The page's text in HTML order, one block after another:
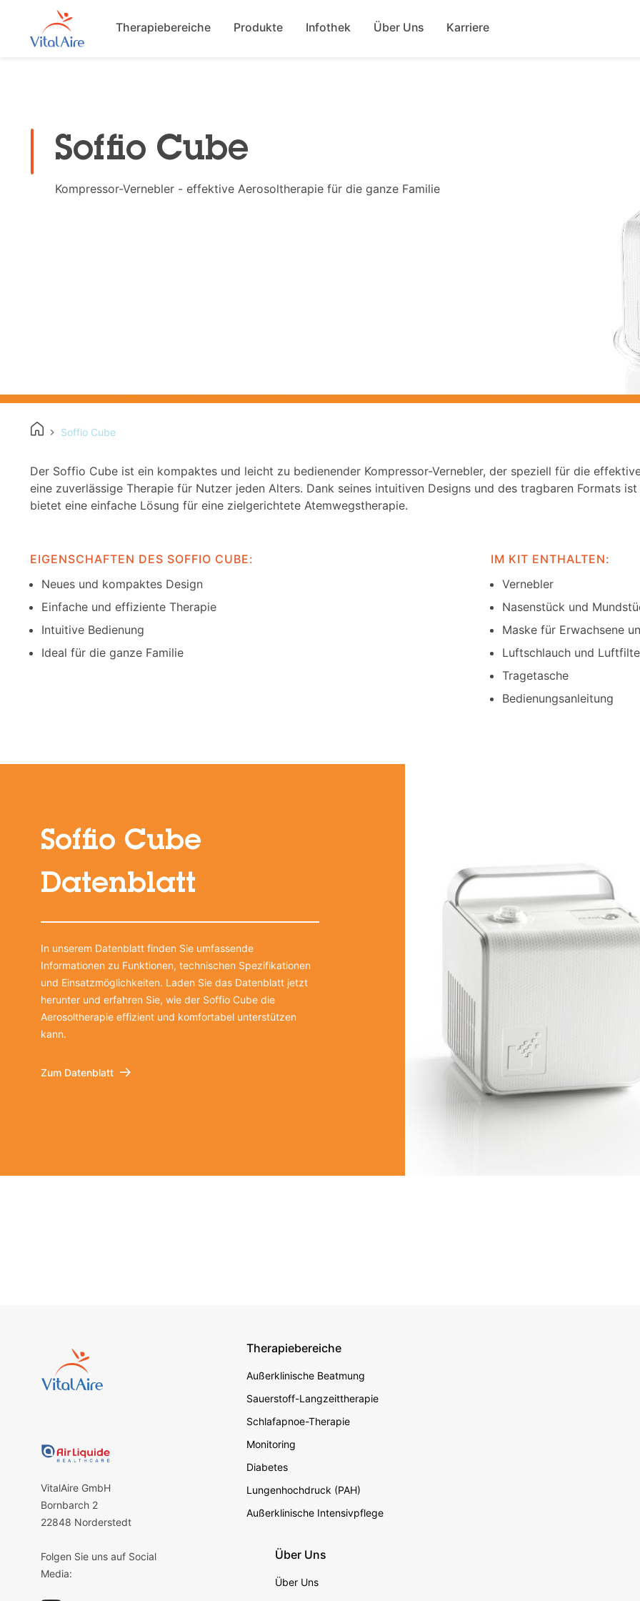
zum
Main navigation
Therapiebereiche Produkte Infothek Über Uns Karriere
Soffio Cube
Kompressor-Vernebler - effektive Aerosoltherapie für die ganze Familie
Soffio Cube
Der Soffio Cube ist ein kompaktes und leicht zu bedienender Kompressor-Vernebler, der speziell für die
eine zuverlässige Therapie für Nutzer jeden Alters. Dank seines intuitiven Designs und des tragbaren Formats
bietet eine einfache Lösung für eine zielgerichtete Atemwegstherapie.
EIGENSCHAFTEN DES SOFFIO CUBE:
Neues und kompaktes Design
Einfache und effiziente Therapie
Intuitive Bedienung
Ideal für die ganze Familie
IM KIT ENTHALTEN:
Vernebler
Nasenstück und
Maske für Erwachsene
Luftschlauch und
Tragetasche
Bedienungsanleitung
Soffio Cube
Datenblatt
In unserem Datenblatt finden Sie umfassende
Informationen zu Funktionen, technischen Spezifikationen
und Einsatzmöglichkeiten. Laden Sie das Datenblatt jetzt
herunter und erfahren Sie, wie der Soffio Cube die
Aerosoltherapie effizient und komfortabel unterstützen
kann.
Zum Datenblatt
VitalAire GmbH
Bornbarch 2
22848 Norderstedt
Folgen Sie uns auf Social
Media:
Footer secondary
Therapiebereiche
Außerklinische Beatmung
Sauerstoff-Langzeittherapie
Schlafapnoe-Therapie
Monitoring
Diabetes
Lungenhochdruck (PAH)
Außerklinische Intensivpflege
Über Uns
Über Uns